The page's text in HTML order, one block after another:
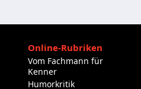
Online-Rubriken
Vom Fachmann für
Kenner
Humorkritik